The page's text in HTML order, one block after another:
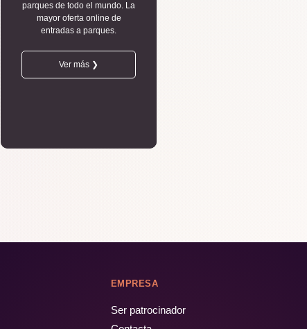
parques de todo el mundo. La
mayor oferta online de
entradas a parques.
Ver más ❯
EMPRESA
Ser patrocinador